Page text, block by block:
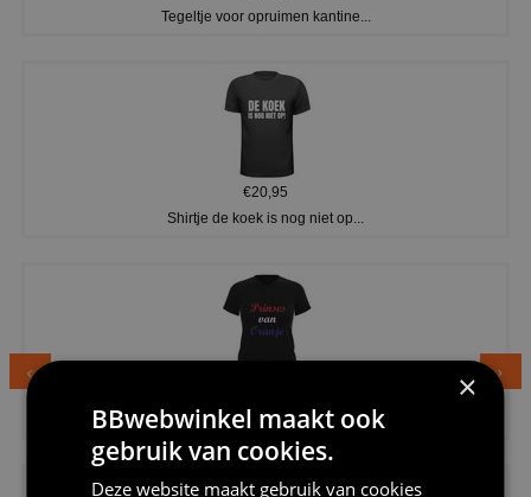
Tegeltje voor opruimen kantine...
€20,95
Shirtje de koek is nog niet op...
Dames v hals t-shirt prinses v...
×
BBwebwinkel maakt ook
gebruik van cookies.
Deze website maakt gebruik van cookies